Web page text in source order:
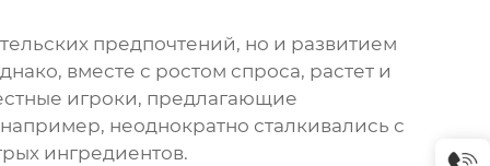
предпочтений, но и развитием
вместе с ростом спроса, растет и
игроки, предлагающие
неоднократно сталкивались с
ингредиентов.